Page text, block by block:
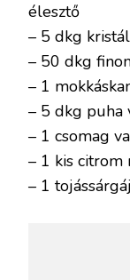
élesztő
– 5 dkg
– 50 dkg
– 1
– 5 dkg puha
– 1 csomag
– 1 kis citrom
– 1